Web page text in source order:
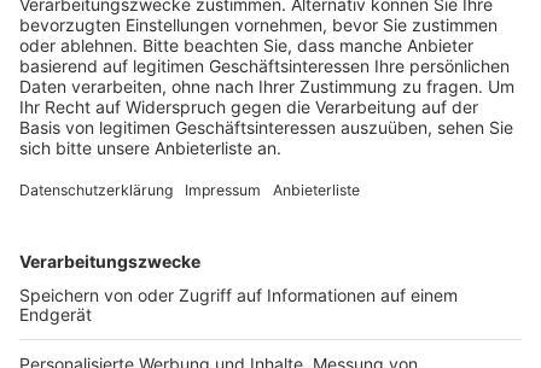
Die Abgabe von altem Weihnachtsschmuck geht vom
18.11. bis zum 06.12. am Wertstoffhof Engelsdorfer
Straße zu den üblichen Öffnungszeiten.
Nach Weihnachtsschmuck stöbern geht dann im
Container H des Rathauses C in Brühl:
Freitag, den 13.12. von 15 – 17 Uhr
Anzeige